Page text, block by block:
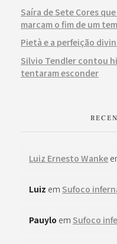
Saíra de Sete Cores
marcam o fim de um
Pietà e a perfeição
Silvio Tendler contou
tentaram esconder
Luiz Ernesto Wanke
Luiz em Sufoco
Pauylo em Sufoco